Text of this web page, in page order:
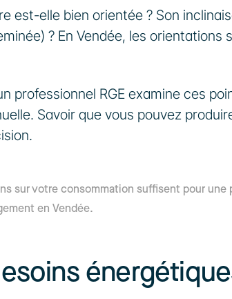
est-elle bien orientée ? Son
? En Vendée, les orientations
professionnel RGE examine ces
Savoir que vous pouvez
sur votre consommation suffisent pour une
en Vendée.